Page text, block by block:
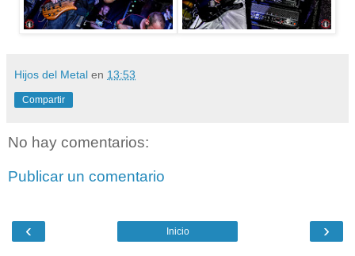
Hijos del Metal en 13:53
Compartir
No hay comentarios:
Publicar un comentario
‹ ›
Inicio